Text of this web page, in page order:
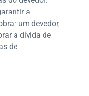
a
um devedor,
a dívida de
de